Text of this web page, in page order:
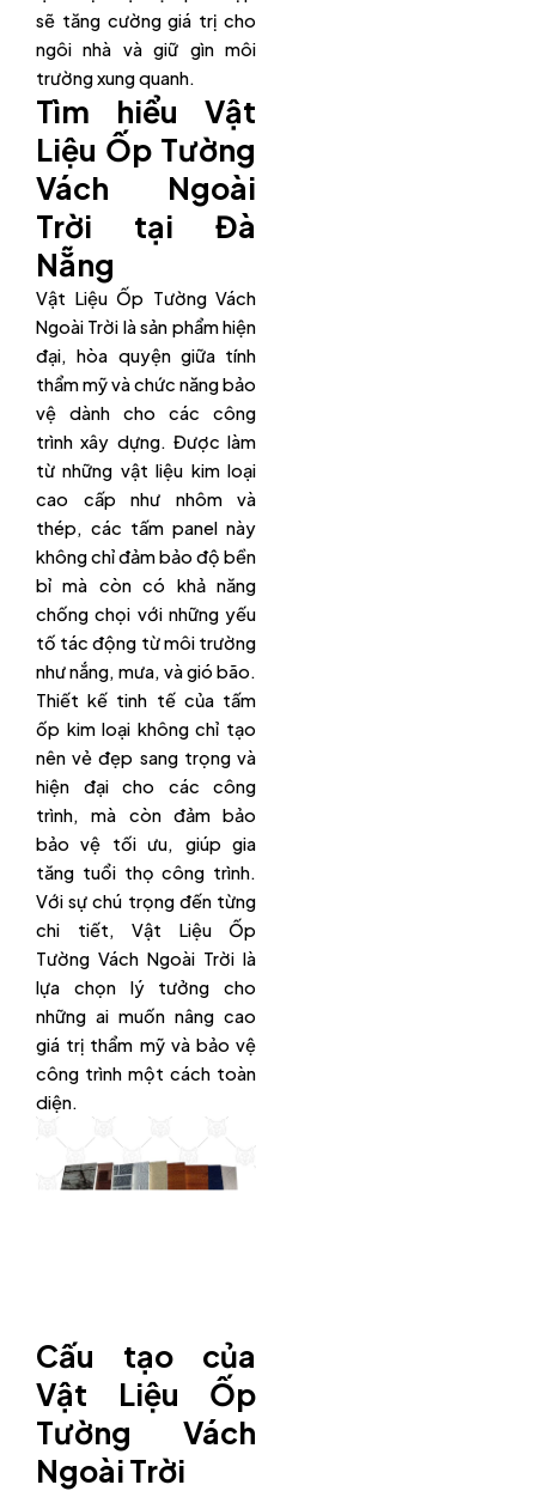
sẽ tăng cường giá trị cho
ngôi nhà và giữ gìn môi
trường xung quanh.
Tìm hiểu Vật
Liệu Ốp Tường
Vách Ngoài
Trời tại Đà
Nẵng
Vật Liệu Ốp Tường Vách
Ngoài Trời là sản phẩm hiện
đại, hòa quyện giữa tính
thẩm mỹ và chức năng bảo
vệ dành cho các công
trình xây dựng. Được làm
từ những vật liệu kim loại
cao cấp như nhôm và
thép, các tấm panel này
không chỉ đảm bảo độ bền
bỉ mà còn có khả năng
chống chọi với những yếu
tố tác động từ môi trường
như nắng, mưa, và gió bão.
Thiết kế tinh tế của tấm
ốp kim loại không chỉ tạo
nên vẻ đẹp sang trọng và
hiện đại cho các công
trình, mà còn đảm bảo
bảo vệ tối ưu, giúp gia
tăng tuổi thọ công trình.
Với sự chú trọng đến từng
chi tiết, Vật Liệu Ốp
Tường Vách Ngoài Trời là
lựa chọn lý tưởng cho
những ai muốn nâng cao
giá trị thẩm mỹ và bảo vệ
công trình một cách toàn
diện.
Cấu tạo của
Vật Liệu Ốp
Tường Vách
Ngoài Trời